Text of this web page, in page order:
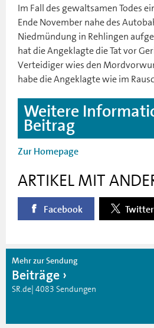
Im Fall des gewaltsamen Todes
Ende November nahe des
Niedmündung in Rehlingen
hat die Angeklagte die Tat vor
Verteidiger wies den
habe die Angeklagte wie im
Weitere
Beitrag
Zur Homepage
ARTIKEL MIT
Facebook Twitter
Mehr zur Sendung
Beiträge
SR.de| 4083 Sendungen